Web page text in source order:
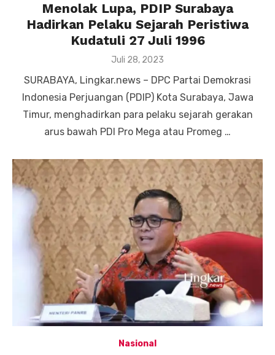
Menolak Lupa, PDIP Surabaya
Hadirkan Pelaku Sejarah Peristiwa
Kudatuli 27 Juli 1996
Posted
Juli 28, 2023
SURABAYA, Lingkar.news – DPC Partai Demokrasi
Indonesia Perjuangan (PDIP) Kota Surabaya, Jawa
Timur, menghadirkan para pelaku sejarah gerakan
arus bawah PDI Pro Mega atau Promeg …
Nasional